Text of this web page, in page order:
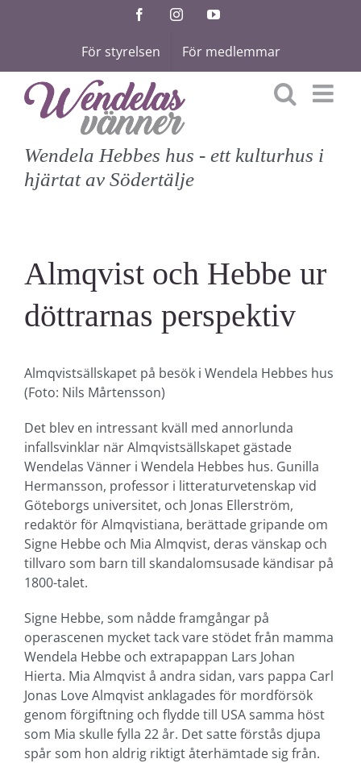
FacebookInstagramYouTube
För styrelsen För medlemmar
Wendela Hebbes hus - ett kulturhus i
hjärtat av Södertälje
Almqvist och Hebbe ur
döttrarnas perspektiv
Almqvistsällskapet på besök i Wendela Hebbes hus
(Foto: Nils Mårtensson)
Det blev en intressant kväll med annorlunda
infallsvinklar när Almqvistsällskapet gästade
Wendelas Vänner i Wendela Hebbes hus. Gunilla
Hermansson, professor i litteraturvetenskap vid
Göteborgs universitet, och Jonas Ellerström,
redaktör för Almqvistiana, berättade gripande om
Signe Hebbe och Mia Almqvist, deras vänskap och
tillvaro som barn till skandalomsusade kändisar på
1800-talet.
Signe Hebbe, som nådde framgångar på
operascenen mycket tack vare stödet från mamma
Wendela Hebbe och extrapappan Lars Johan
Hierta. Mia Almqvist å andra sidan, vars pappa Carl
Jonas Love Almqvist anklagades för mordförsök
genom förgiftning och flydde till USA samma höst
som Mia skulle fylla 22 år. Det satte förstås djupa
spår som hon aldrig riktigt återhämtade sig från.